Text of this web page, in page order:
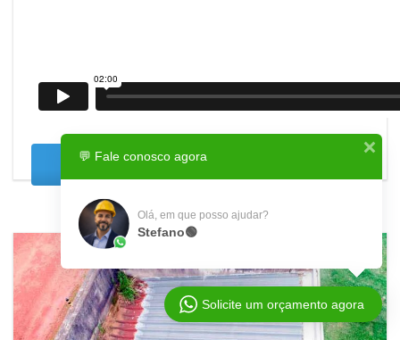
READ MORE
💬 Fale conosco agora
Olá, em que posso ajudar?
Stefano🟢
Solicite um orçamento agora